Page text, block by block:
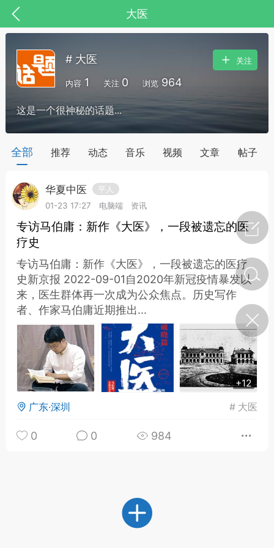
大医
，华夏中医人：家门口的中医人！
节气气象
·特急预警】关
节返乡期间“闪
急提示
0
如何购买【理肺清瘟膏】
【养正护络膏】？
女子五七，阳明脉衰：女性
养颜首重阳明胃经
# 大医
内容 1 关注 0 浏览 964
关注
这是一个很神秘的话题...
全部 推荐 动态 音乐 视频 文章 帖子
华夏中医
平人
01-23 17:27
电脑端 资讯
专访马伯庸：新作《大医》，一段被遗忘的医
疗史
专访马伯庸：新作《大医》，一段被遗忘的医疗
史新京报 2022-09-01自2020年新冠疫情暴发以
来，医生群体再一次成为公众焦点。历史写作
者、作家马伯庸近期推出...
+12
广东·深圳 # 大医
0 0 984